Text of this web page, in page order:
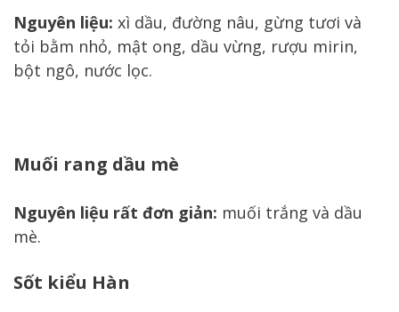
Nguyên liệu: xì dầu, đường nâu, gừng tươi và
tỏi bằm nhỏ, mật ong, dầu vừng, rượu mirin,
bột ngô, nước lọc.
Muối rang dầu mè
Nguyên liệu rất đơn giản: muối trắng và dầu
mè.
Sốt kiểu Hàn